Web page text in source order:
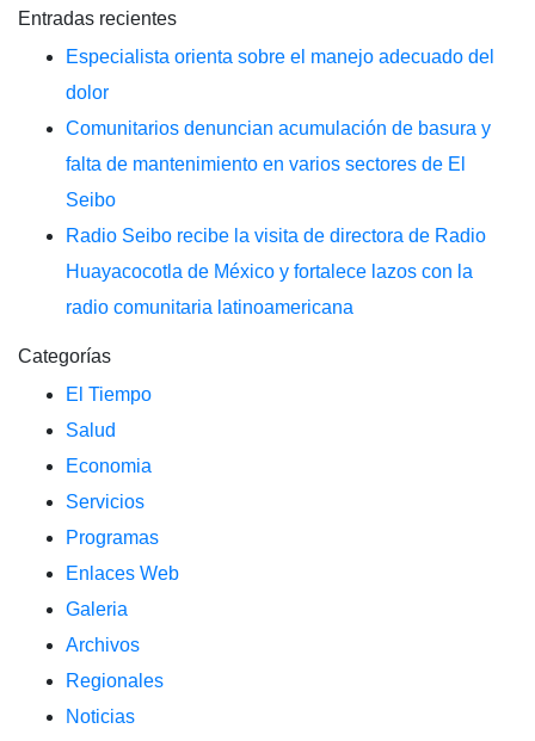
Entradas recientes
Especialista orienta sobre el manejo adecuado del
dolor
Comunitarios denuncian acumulación de basura y
falta de mantenimiento en varios sectores de El
Seibo
Radio Seibo recibe la visita de directora de Radio
Huayacocotla de México y fortalece lazos con la
radio comunitaria latinoamericana
Categorías
El Tiempo
Salud
Economia
Servicios
Programas
Enlaces Web
Galeria
Archivos
Regionales
Noticias